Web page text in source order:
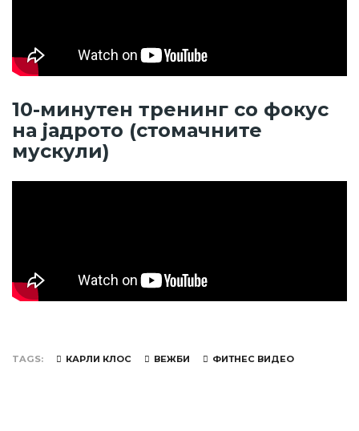
10-минутен тренинг со фокус
на јадрото (стомачните
мускули)
TAGS КАРЛИ КЛОС ВЕЖБИ ФИТНЕС ВИДЕО